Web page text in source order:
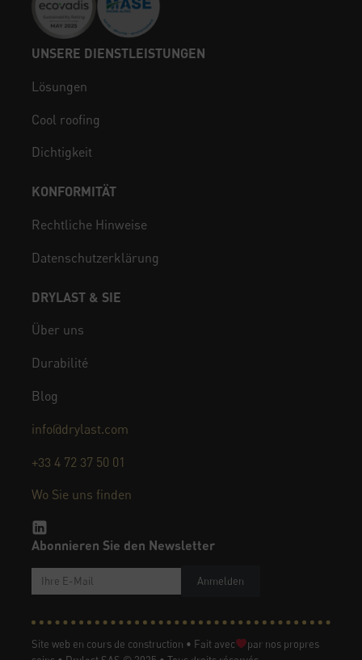
UNSERE DIENSTLEISTUNGEN
Lösungen
Cool roofing
Dichtigkeit
KONFORMITÄT
Rechtliche Hinweise
Datenschutzerklärung
DRYLAST & SIE
Über uns
Durabilité
Blog
info@drylast.com
+33 4 72 37 50 01
Wo Sie uns finden
Abonnieren Sie den Newsletter
Anmelden
Site web en cours de construction • Fait avec
par nos propres